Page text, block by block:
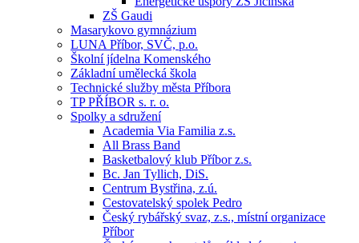
ZŠ Gaudi
Masarykovo gymnázium
LUNA Příbor, SVČ, p.o.
Školní jídelna Komenského
Základní umělecká škola
Technické služby města Příbora
TP PŘÍBOR s. r. o.
Spolky a sdružení
Academia Via Familia z.s.
All Brass Band
Basketbalový klub Příbor z.s.
Bc. Jan Tyllich, DiS.
Centrum Bystřina, z.ú.
Cestovatelský spolek Pedro
Český rybářský svaz, z.s., místní organizace
Příbor